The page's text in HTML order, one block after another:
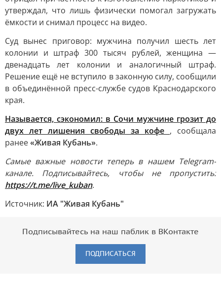
утверждал, что лишь физически помогал загружать
ёмкости и снимал процесс на видео.
Суд вынес приговор: мужчина получил шесть лет
колонии и штраф 300 тысяч рублей, женщина —
двенадцать лет колонии и аналогичный штраф.
Решение ещё не вступило в законную силу, сообщили
в объединённой пресс-службе судов Краснодарского
края.
Называется, сэкономил: в Сочи мужчине грозит до
двух лет лишения свободы за кофе , сообщала
ранее«Живая Кубань».
Самые важные новости теперь в нашем Telegram-
канале. Подписывайтесь, чтобы не пропустить:
https://t.me/live_kuban.
Источник: ИА "Живая Кубань"
Подписывайтесь на наш паблик в ВКонтакте
ПОДПИСАТЬСЯ